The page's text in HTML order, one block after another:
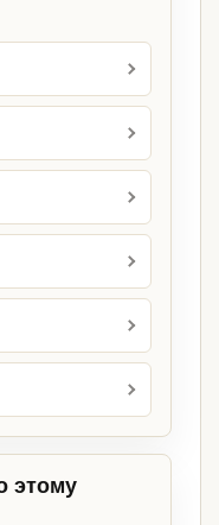
этому